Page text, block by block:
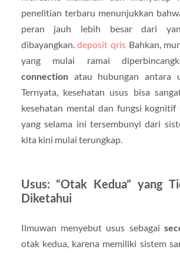
penelitian terbaru menunjukkan
peran jauh lebih besar dari
dibayangkan.deposit qrisBahkan,
yang mulai ramai
connectionatau hubungan antara
Ternyata, kesehatan usus bisa
kesehatan mental dan fungsi kognitif
yang selama ini tersembunyi dari
kita kini mulai terungkap.
Usus: “Otak Kedua” yang
Diketahui
Ilmuwan menyebut usus sebagai
otak kedua, karena memiliki sistem